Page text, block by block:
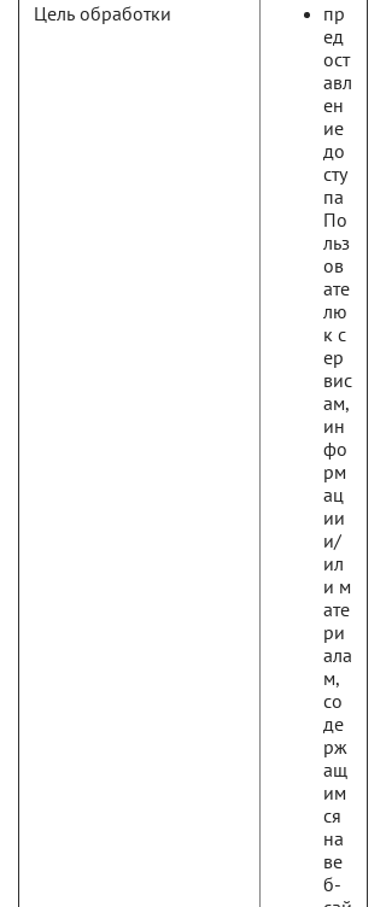
Цель обработки
пр
ед
ост
авл
ен
ие
до
сту
па
По
льз
ов
ате
лю
к с
ер
вис
ам,
ин
фо
рм
ац
ии
и/
ил
и м
ате
ри
ала
м,
со
де
рж
ащ
им
ся
на
ве
б-